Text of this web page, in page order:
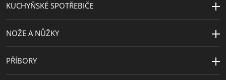
KUCHYŇSKÉ SPOTŘEBIČE
NOŽE A NŮŽKY
PŘÍBORY